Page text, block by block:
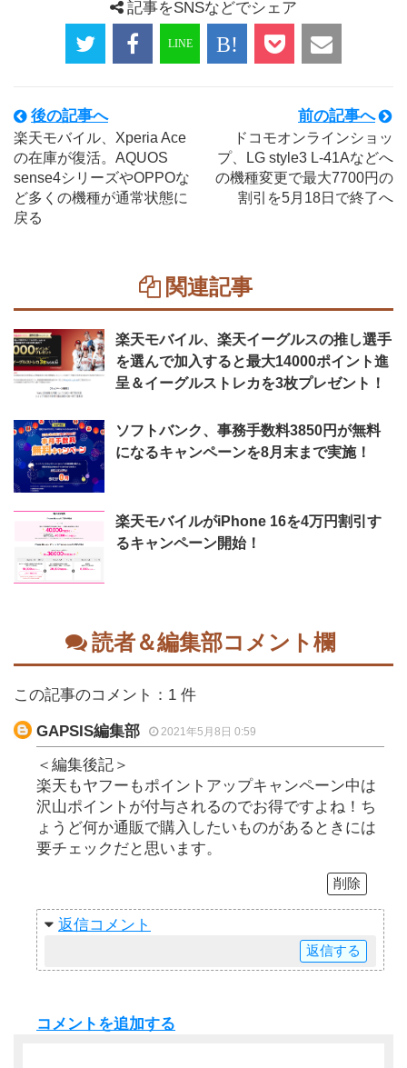
記事をSNSなどでシェア
後の記事へ
楽天モバイル、Xperia Ace
の在庫が復活。AQUOS
sense4シリーズやOPPOな
ど多くの機種が通常状態に
戻る
前の記事へ
ドコモオンラインショッ
プ、LG style3 L-41Aなどへ
の機種変更で最大7700円の
割引を5月18日で終了へ
関連記事
楽天モバイル、楽天イーグルスの推し選手
を選んで加入すると最大14000ポイント進
呈＆イーグルストレカを3枚プレゼント！
ソフトバンク、事務手数料3850円が無料
になるキャンペーンを8月末まで実施！
楽天モバイルがiPhone 16を4万円割引す
るキャンペーン開始！
読者＆編集部コメント欄
この記事のコメント：1 件
GAPSIS編集部 2021年5月8日 0:59
＜編集後記＞
楽天もヤフーもポイントアップキャンペーン中は
沢山ポイントが付与されるのでお得ですよね！ち
ょうど何か通販で購入したいものがあるときには
要チェックだと思います。
削除
返信
返信
コメントを追加